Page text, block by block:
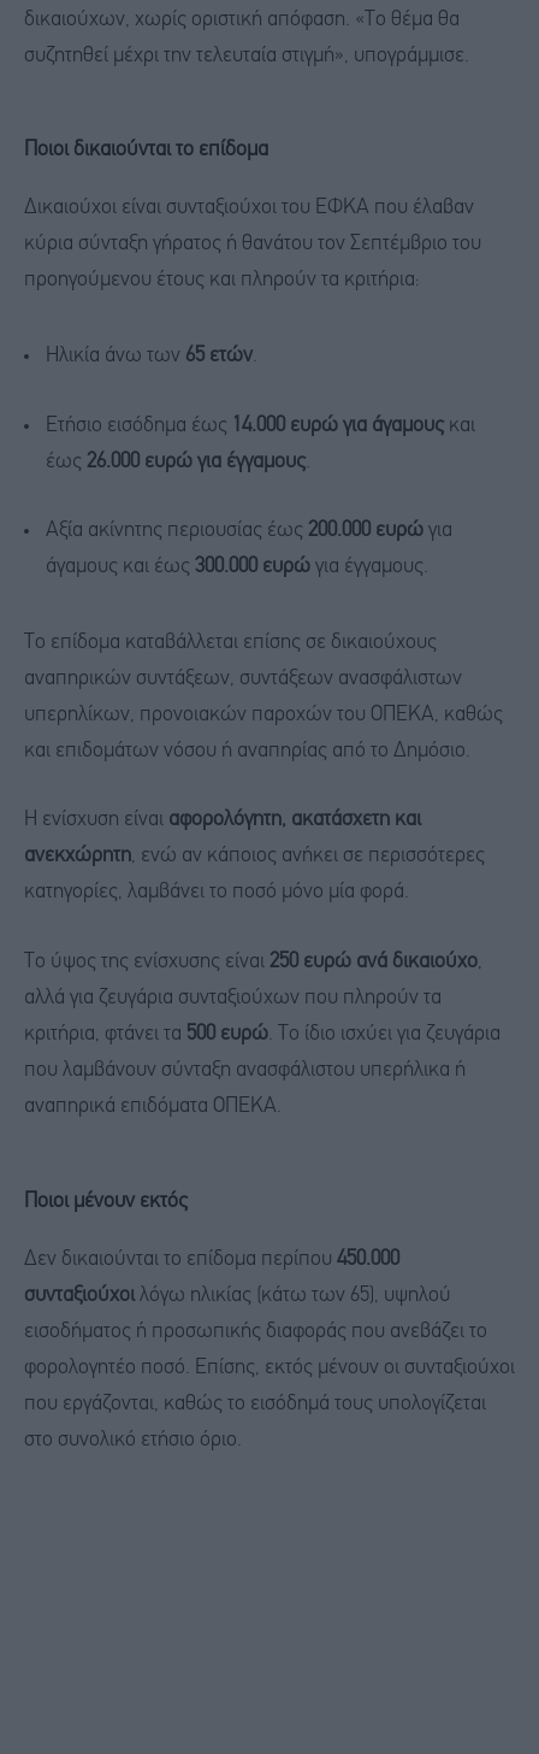
δικαιούχων, χωρίς οριστική απόφαση. «Το θέμα θα
συζητηθεί μέχρι την τελευταία στιγμή», υπογράμμισε.
Ποιοι δικαιούνται το επίδομα
Δικαιούχοι είναι συνταξιούχοι του ΕΦΚΑ που έλαβαν
κύρια σύνταξη γήρατος ή θανάτου τον Σεπτέμβριο του
προηγούμενου έτους και πληρούν τα κριτήρια:
Ηλικία άνω των 65 ετών.
Ετήσιο εισόδημα έως 14.000 ευρώ για άγαμους και
έως 26.000 ευρώ για έγγαμους.
Αξία ακίνητης περιουσίας έως 200.000 ευρώ για
άγαμους και έως 300.000 ευρώ για έγγαμους.
Το επίδομα καταβάλλεται επίσης σε δικαιούχους
αναπηρικών συντάξεων, συντάξεων ανασφάλιστων
υπερηλίκων, προνοιακών παροχών του ΟΠΕΚΑ, καθώς
και επιδομάτων νόσου ή αναπηρίας από το Δημόσιο.
Η ενίσχυση είναι αφορολόγητη, ακατάσχετη και
ανεκχώρητη, ενώ αν κάποιος ανήκει σε περισσότερες
κατηγορίες, λαμβάνει το ποσό μόνο μία φορά.
Το ύψος της ενίσχυσης είναι 250 ευρώ ανά δικαιούχο,
αλλά για ζευγάρια συνταξιούχων που πληρούν τα
κριτήρια, φτάνει τα 500 ευρώ. Το ίδιο ισχύει για ζευγάρια
που λαμβάνουν σύνταξη ανασφάλιστου υπερήλικα ή
αναπηρικά επιδόματα ΟΠΕΚΑ.
Ποιοι μένουν εκτός
Δεν δικαιούνται το επίδομα περίπου 450.000
συνταξιούχοιλόγω ηλικίας (κάτω των 65), υψηλού
εισοδήματος ή προσωπικής διαφοράς που ανεβάζει το
φορολογητέο ποσό. Επίσης, εκτός μένουν οι συνταξιούχοι
που εργάζονται, καθώς το εισόδημά τους υπολογίζεται
στο συνολικό ετήσιο όριο.